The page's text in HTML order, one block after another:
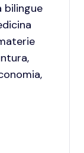
bilingue